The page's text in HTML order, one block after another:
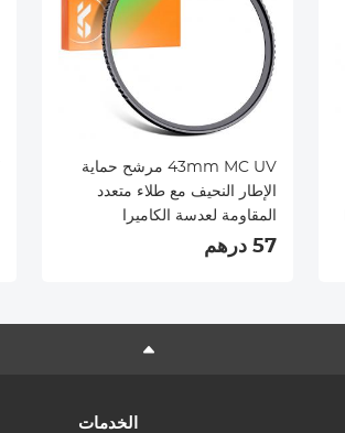
43mm MC UV مرشح حماية
الإطار النحيف مع طلاء متعدد
المقاومة لعدسة الكاميرا
57 درهم
الخدمات